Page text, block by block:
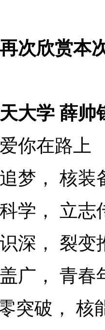
次欣赏本
大学 薛帅
你在路上
梦，
核装
学，
立志
深，
裂变
广，
青春
突破，
核